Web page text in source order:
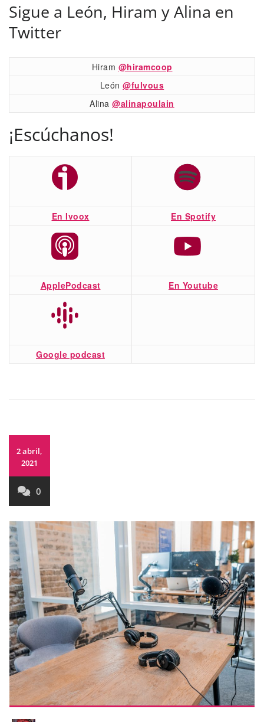
Sigue a León, Hiram y Alina en
Twitter
Hiram @hiramcoop
León@fulvous
Alina@alinapoulain
¡Escúchanos!
En Ivoox En Spotify
ApplePodcast En Youtube
Google podcast
2 abril,
2021
0